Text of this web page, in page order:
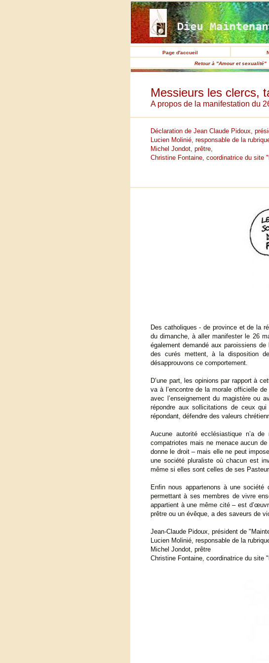
Page d'accueil
Retour à "Amour et sexualité"
Messieurs les clercs,
A propos de la manifestation du
Déclaration de Jean Claude Pidoux,
Lucien Molinié, responsable de la
Michel Jondot, prêtre,
Christine Fontaine, coordinatrice du site
Des catholiques - de province et de la
du dimanche, à aller manifester le 26
également demandé aux paroissiens
des curés mettent, à la disposition
désapprouvons ce comportement.
D’une part, les opinions par rapport à
va à l’encontre de la morale officielle
avec l’enseignement du magistère ou
répondre aux sollicitations de ceux
répondant, défendre des valeurs
Aucune autorité ecclésiastique n’a
compatriotes mais ne menace aucun
donne le droit – mais elle ne peut
une société pluraliste où chacun est
même si elles sont celles de ses
Enfin nous appartenons à une
permettant à ses membres de vivre
appartient à une même cité – est
prêtre ou un évêque, a des saveurs de
Jean-Claude Pidoux, président de
Lucien Molinié, responsable de la
Michel Jondot, prêtre
Christine Fontaine, coordinatrice du site